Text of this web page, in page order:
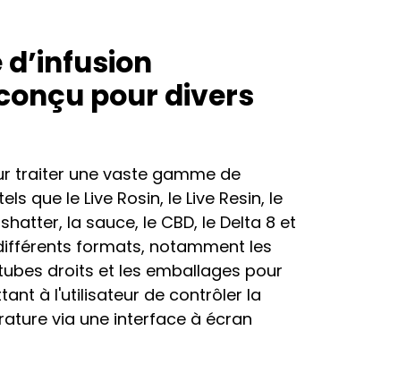
pour divers
traiter une vaste gamme de
que le Live Rosin, le Live Resin, le
la sauce, le CBD, le Delta 8 et
formats, notamment les
droits et les emballages pour
à l'utilisateur de contrôler la
via une interface à écran